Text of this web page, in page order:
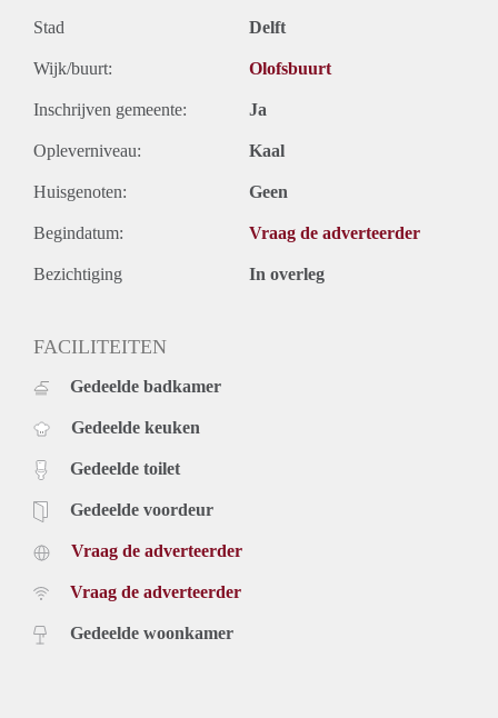
Stad Delft
Wijk/buurt: Olofsbuurt
Inschrijven gemeente: Ja
Opleverniveau: Kaal
Huisgenoten: Geen
Begindatum: Vraag de adverteerder
Bezichtiging In overleg
FACILITEITEN
Gedeelde badkamer
Gedeelde keuken
Gedeelde toilet
Gedeelde voordeur
Vraag de adverteerder
Vraag de adverteerder
Gedeelde woonkamer